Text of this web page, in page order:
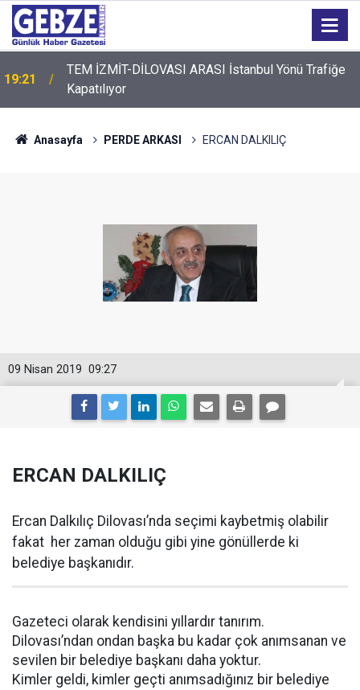
19:21
TEM İZMİT-DİLOVASI ARASI İstanbul Yönü Trafiğe
Kapatılıyor
GTO'dan Üyelerine Ticari Fırsat
Anasayfa PERDE ARKASI ERCAN DALKILIÇ
09:27
09 Nisan 2019
ERCAN DALKILIÇ
Ercan Dalkılıç Dilovası’nda seçimi kaybetmiş olabilir
fakat her zaman olduğu gibi yine gönüllerde ki
belediye başkanıdır.
Gazeteci olarak kendisini yıllardır tanırım.
Dilovası’ndan ondan başka bu kadar çok anımsanan ve
sevilen bir belediye başkanı daha yoktur.
Kimler geldi, kimler geçti anımsadığınız bir belediye